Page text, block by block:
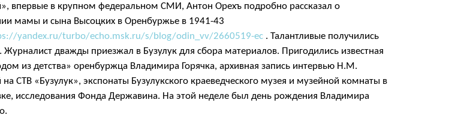
впервые в крупном федеральном СМИ, Антон Орехъ подробно рассказал о
мамы и сына Высоцких в Оренбуржье в 1941-43
yandex.ru/turbo/echo.msk.ru/s/blog/odin_vv/2660519-ec. Талантливые получились
Журналист дважды приезжал в Бузулук для сбора материалов. Пригодились известная
из детства» оренбуржца Владимира Горячка, архивная запись интервью Н.М.
на СТВ «Бузулук», экспонаты Бузулукского краеведческого музея и музейной комнаты в
исследования Фонда Державина. На этой неделе был день рождения Владимира